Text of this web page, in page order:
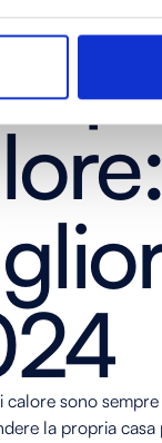
calore sono
la propria casa